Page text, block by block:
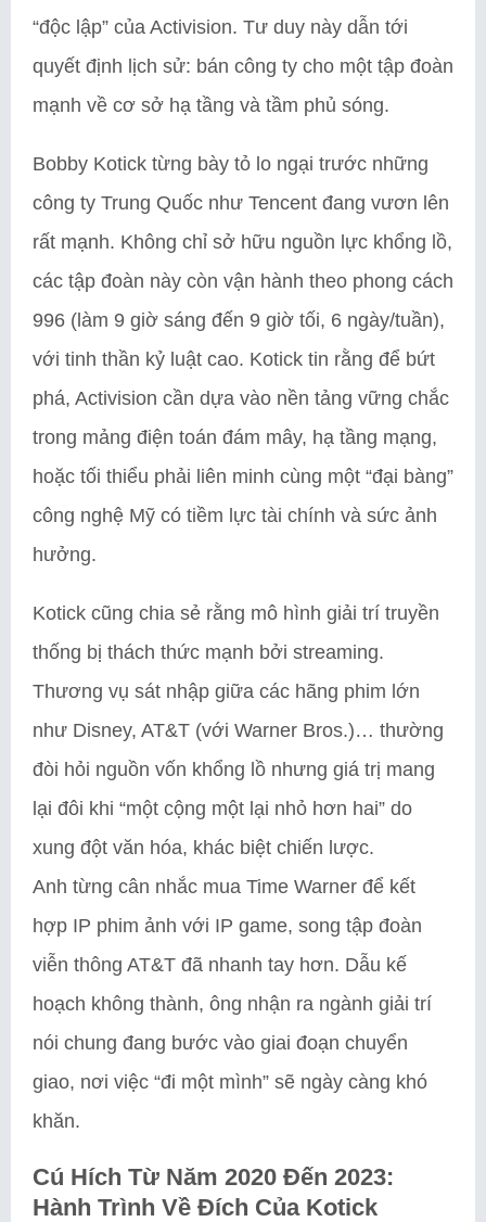
“độc lập” của Activision. Tư duy này dẫn tới
quyết định lịch sử: bán công ty cho một tập đoàn
mạnh về cơ sở hạ tầng và tầm phủ sóng.
Bobby Kotick từng bày tỏ lo ngại trước những
công ty Trung Quốc như Tencent đang vươn lên
rất mạnh. Không chỉ sở hữu nguồn lực khổng lồ,
các tập đoàn này còn vận hành theo phong cách
996 (làm 9 giờ sáng đến 9 giờ tối, 6 ngày/tuần),
với tinh thần kỷ luật cao. Kotick tin rằng để bứt
phá, Activision cần dựa vào nền tảng vững chắc
trong mảng điện toán đám mây, hạ tầng mạng,
hoặc tối thiểu phải liên minh cùng một “đại bàng”
công nghệ Mỹ có tiềm lực tài chính và sức ảnh
hưởng.
Kotick cũng chia sẻ rằng mô hình giải trí truyền
thống bị thách thức mạnh bởi streaming.
Thương vụ sát nhập giữa các hãng phim lớn
như Disney, AT&T (với Warner Bros.)… thường
đòi hỏi nguồn vốn khổng lồ nhưng giá trị mang
lại đôi khi “một cộng một lại nhỏ hơn hai” do
xung đột văn hóa, khác biệt chiến lược.
Anh từng cân nhắc mua Time Warner để kết
hợp IP phim ảnh với IP game, song tập đoàn
viễn thông AT&T đã nhanh tay hơn. Dẫu kế
hoạch không thành, ông nhận ra ngành giải trí
nói chung đang bước vào giai đoạn chuyển
giao, nơi việc “đi một mình” sẽ ngày càng khó
khăn.
Cú Hích Từ Năm 2020 Đến 2023:
Hành Trình Về Đích Của Kotick